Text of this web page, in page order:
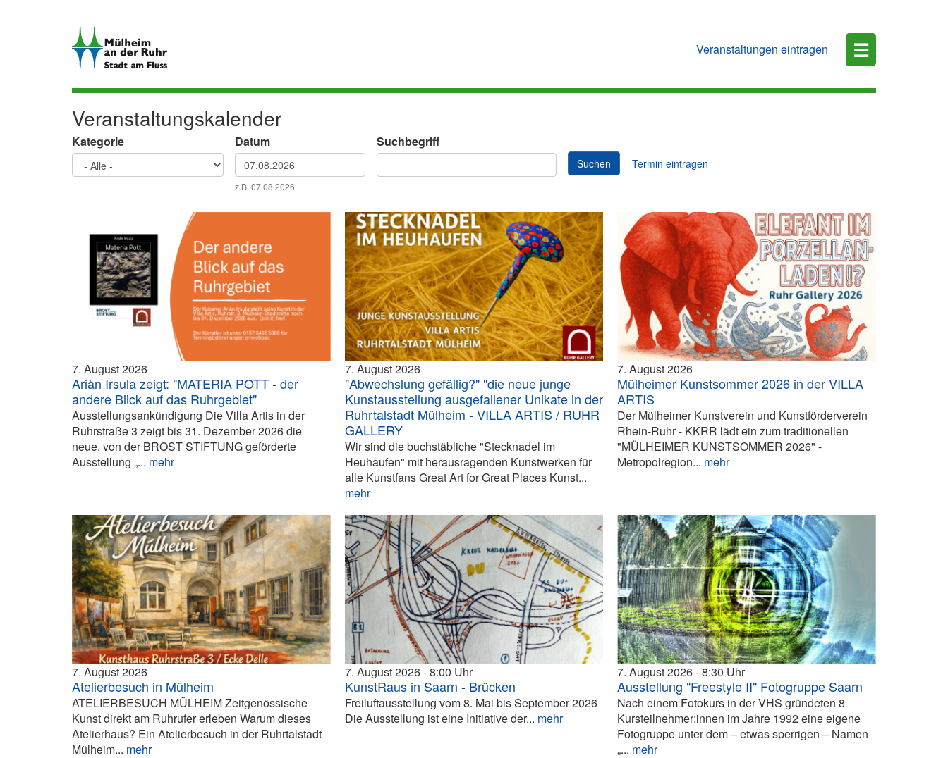
Veranstaltungen eintragen ☰
Veranstaltungskalender
Kategorie Datum
Datum
z.B. 07.08.2026
Suchbegriff
Suchen Termin eintragen
7. August 2026
Ariàn Irsula zeigt: "MATERIA POTT - der
andere Blick auf das Ruhrgebiet"
Ausstellungsankündigung Die Villa Artis in der
Ruhrstraße 3 zeigt bis 31. Dezember 2026 die
neue, von der BROST STIFTUNG geförderte
Ausstellung „... mehr
7. August 2026
"Abwechslung gefällig?" "die neue junge
Kunstausstellung ausgefallener Unikate in der
Ruhrtalstadt Mülheim - VILLA ARTIS / RUHR
GALLERY
Wir sind die buchstäbliche "Stecknadel im
Heuhaufen" mit herausragenden Kunstwerken für
alle Kunstfans Great Art for Great Places Kunst...
mehr
7. August 2026
Mülheimer Kunstsommer 2026 in der VILLA
ARTIS
Der Mülheimer Kunstverein und Kunstförderverein
Rhein-Ruhr - KKRR lädt ein zum traditionellen
"MÜLHEIMER KUNSTSOMMER 2026" -
Metropolregion... mehr
7. August 2026
Atelierbesuch in Mülheim
ATELIERBESUCH MÜLHEIM Zeitgenössische
Kunst direkt am Ruhrufer erleben Warum dieses
Atelierhaus? Ein Atelierbesuch in der Ruhrtalstadt
Mülheim... mehr
7. August 2026 8:00
KunstRaus in Saarn - Brücken
Freiluftausstellung vom 8. Mai bis September 2026
Die Ausstellung ist eine Initiative der... mehr
7. August 2026 8:30
Ausstellung "Freestyle II" Fotogruppe Saarn
Nach einem Fotokurs in der VHS gründeten 8
Kursteilnehmer:innen im Jahre 1992 eine eigene
Fotogruppe unter dem – etwas sperrigen – Namen
„... mehr